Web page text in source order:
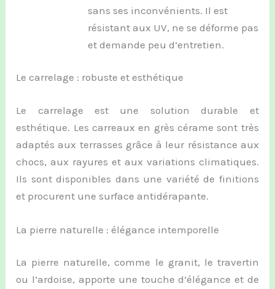
sans ses inconvénients. Il est
résistant aux UV, ne se déforme pas
et demande peu d’entretien.
Le carrelage : robuste et esthétique
Le carrelage est une solution durable et
esthétique. Les carreaux en grès cérame sont très
adaptés aux terrasses grâce à leur résistance aux
chocs, aux rayures et aux variations climatiques.
Ils sont disponibles dans une variété de finitions
et procurent une surface antidérapante.
La pierre naturelle : élégance intemporelle
La pierre naturelle, comme le granit, le travertin
ou l’ardoise, apporte une touche d’élégance et de